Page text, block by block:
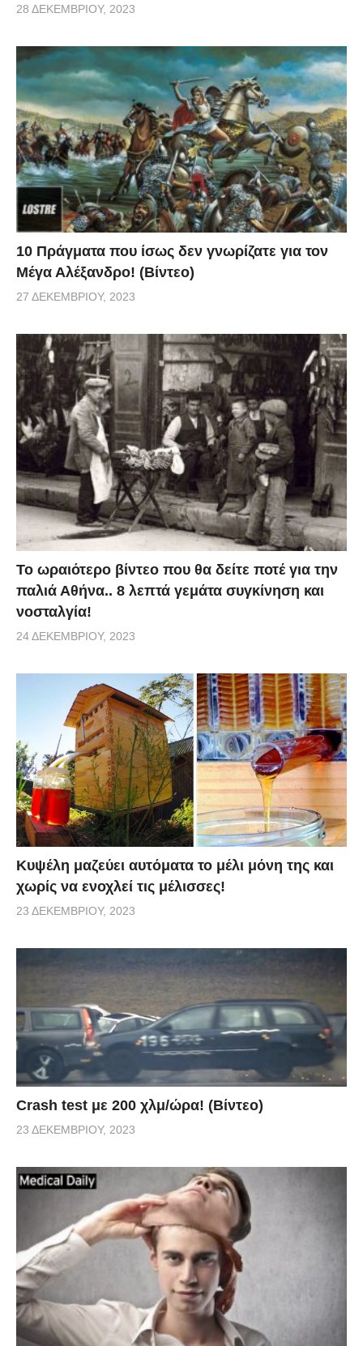
28 ΔΕΚΕΜΒΡΊΟΥ, 2023
10 Πράγματα που ίσως δεν γνωρίζατε για τον
Μέγα Αλέξανδρο! (Βίντεο)
27 ΔΕΚΕΜΒΡΊΟΥ, 2023
Το ωραιότερο βίντεο που θα δείτε ποτέ για την
παλιά Αθήνα.. 8 λεπτά γεμάτα συγκίνηση και
νοσταλγία!
24 ΔΕΚΕΜΒΡΊΟΥ, 2023
Κυψέλη μαζεύει αυτόματα το μέλι μόνη της και
χωρίς να ενοχλεί τις μέλισσες!
23 ΔΕΚΕΜΒΡΊΟΥ, 2023
Crash test με 200 χλμ/ώρα! (Βίντεο)
23 ΔΕΚΕΜΒΡΊΟΥ, 2023